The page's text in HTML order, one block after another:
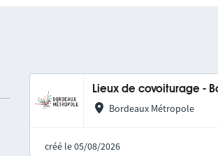
Lieux de covoiturage -
Bordeaux Métropole
créé le 05/08/2026